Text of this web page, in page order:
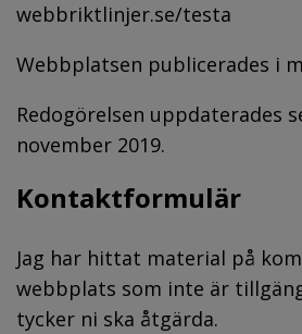
webbriktlinjer.se/testa
Webbplatsen publicerades i
Redogörelsen uppdaterades
november 2019.
Kontaktformulär
Jag har hittat material på
webbplats som inte är
tycker ni ska åtgärda.